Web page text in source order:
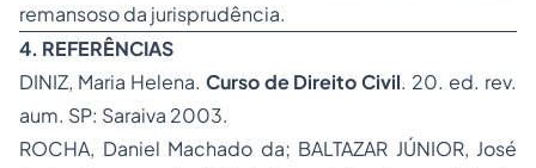
remansoso da jurisprudência.
4. REFERÊNCIAS
DINIZ, Maria Helena. Curso de Direito Civil. 20. ed. rev.
aum. SP: Saraiva 2003.
ROCHA, Daniel Machado da; BALTAZAR JÚNIOR, José